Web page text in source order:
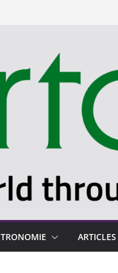
ARTICLES